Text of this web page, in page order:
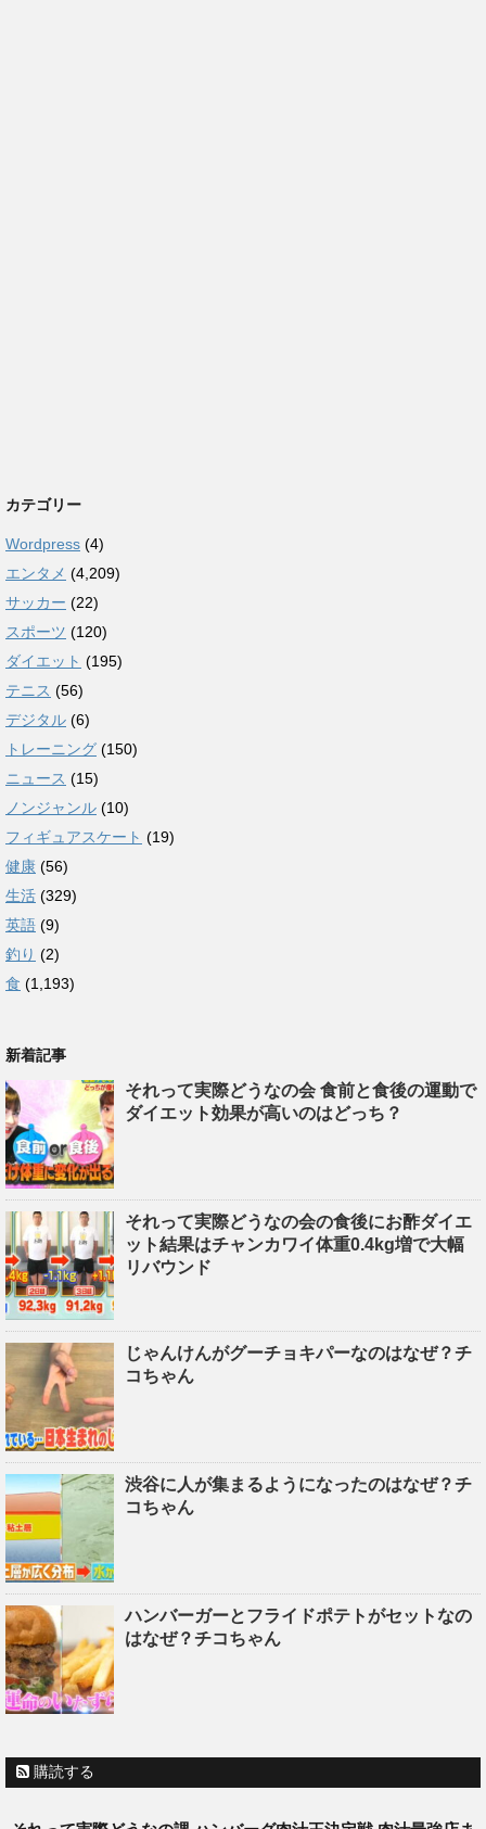
カテゴリー
Wordpress (4)
エンタメ (4,209)
サッカー (22)
スポーツ (120)
ダイエット (195)
テニス (56)
デジタル (6)
トレーニング (150)
ニュース (15)
ノンジャンル (10)
フィギュアスケート (19)
健康 (56)
生活 (329)
英語 (9)
釣り (2)
食 (1,193)
新着記事
それって実際どうなの会 食前と食後の運動で
ダイエット効果が高いのはどっち？
それって実際どうなの会の食後にお酢ダイエ
ット結果はチャンカワイ体重0.4kg増で大幅
リバウンド
じゃんけんがグーチョキパーなのはなぜ？チ
コちゃん
渋谷に人が集まるようになったのはなぜ？チ
コちゃん
ハンバーガーとフライドポテトがセットなの
はなぜ？チコちゃん
購読する